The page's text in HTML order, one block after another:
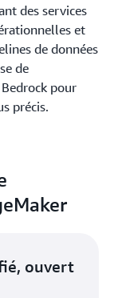
des services
et
de données
de
pour
précis.
ouvert